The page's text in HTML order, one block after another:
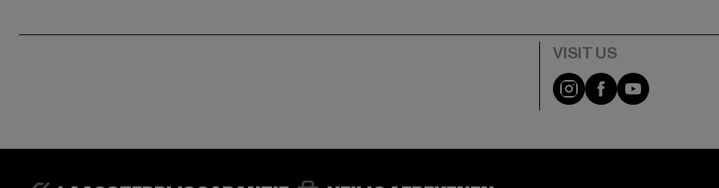
Visit our Instagram
Visit ourVisit our